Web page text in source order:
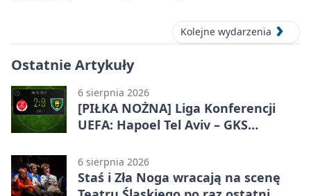
Kolejne wydarzenia
Ostatnie Artykuły
6 sierpnia 2026
[PIŁKA NOŻNA] Liga Konferencji
UEFA: Hapoel Tel Aviv – GKS
rundy kwalifikacyjnej
6 sierpnia 2026
Staś i Zła Noga wracają na scenę